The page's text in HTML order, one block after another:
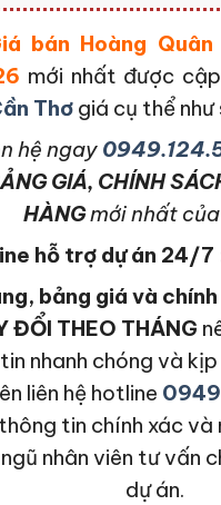
bán Hoàng
mới nhất được
Thơ giá cụ thể như
hệ ngay
GIÁ, CHÍNH
HÀNGmới nhất của
hỗ trợ dự án 24/7
bảng giá và
ĐỔI THEO THÁNG
nhanh chóng và
liên hệ hotline
tin chính xác và
nhân viên tư vấn
dự án.